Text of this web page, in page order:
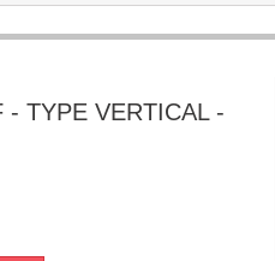
- TYPE VERTICAL -